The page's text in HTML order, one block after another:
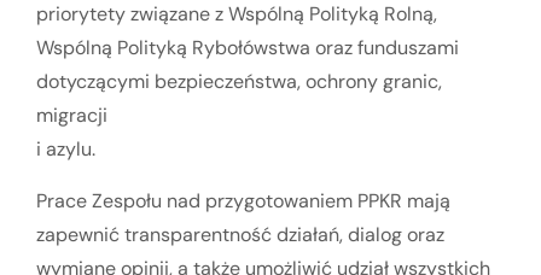
priorytety związane z Wspólną Polityką Rolną,
Wspólną Polityką Rybołówstwa oraz funduszami
dotyczącymi bezpieczeństwa, ochrony granic,
migracji
i azylu.
Prace Zespołu nad przygotowaniem PPKR mają
zapewnić transparentność działań, dialog oraz
wymianę opinii, a także umożliwić udział wszystkich